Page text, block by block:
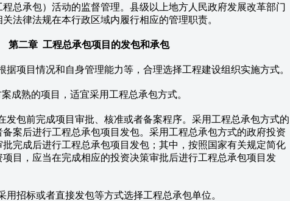
总承包）活动的监督管理。县级以上地方人民政府发展改革部门
法律法规在本行政区域内履行相应的管理职责。
第二章 工程总承包项目的发包和承包
目情况和自身管理能力等，合理选择工程建设组织实施方式。
熟的项目，适宜采用工程总承包方式。
包前完成项目审批、核准或者备案程序。采用工程总承包方式的
案后进行工程总承包项目发包。采用工程总承包方式的政府投资
完成后进行工程总承包项目发包；其中，按照国家有关规定简化
目，应当在完成相应的投资决策审批后进行工程总承包项目发
标或者直接发包等方式选择工程总承包单位。